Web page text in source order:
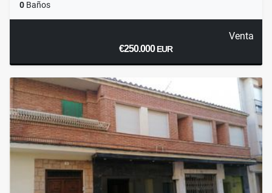
0 Baños
Venta
€250.000EUR